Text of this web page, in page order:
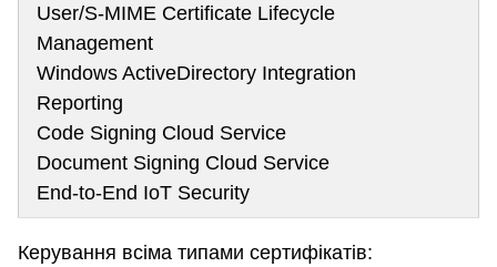
User/S-MIME Certificate Lifecycle
Management
Windows ActiveDirectory Integration
Reporting
Code Signing Cloud Service
Document Signing Cloud Service
End-to-End IoT Security
Керування всіма типами сертифікатів: